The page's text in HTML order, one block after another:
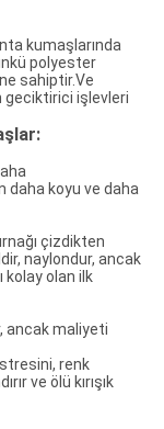
kumaşlarında
polyester
sahiptir.Ve
geciktirici işlevleri
daha koyu ve daha
çizdikten
naylondur, ancak
kolay olan ilk
ancak maliyeti
renk
ve ölü kırışık